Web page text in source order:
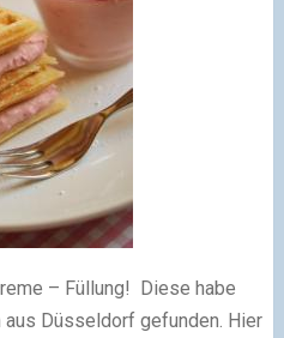
– Füllung! Diese habe
Düsseldorf gefunden. Hier